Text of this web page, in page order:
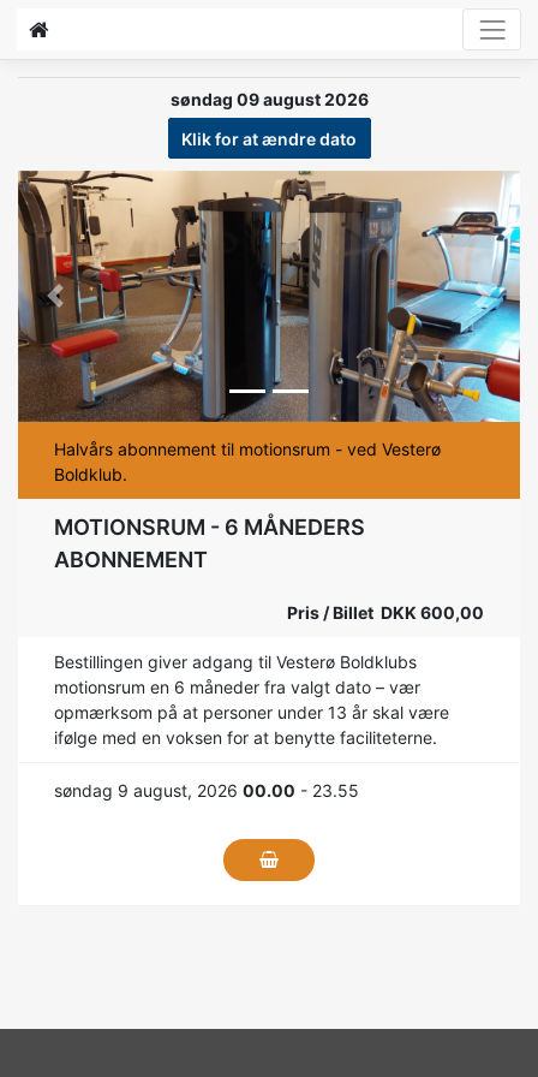
søndag 09 august 2026
Klik for at ændre dato
Previous Next
Halvårs abonnement til motionsrum - ved Vesterø
Boldklub.
MOTIONSRUM - 6 MÅNEDERS
ABONNEMENT
Pris / Billet DKK 600,00
Bestillingen giver adgang til Vesterø Boldklubs
motionsrum en 6 måneder fra valgt dato – vær
opmærksom på at personer under 13 år skal være
ifølge med en voksen for at benytte faciliteterne.
søndag 9 august, 2026 00.00 - 23.55